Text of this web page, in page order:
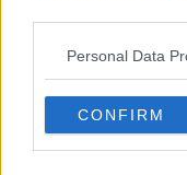
Personal Data
CONFIRM
​La disinformazione
Senza una Retta
​La propaganda
​La cleptocrazia e lo
​Uccidere per gioco: il